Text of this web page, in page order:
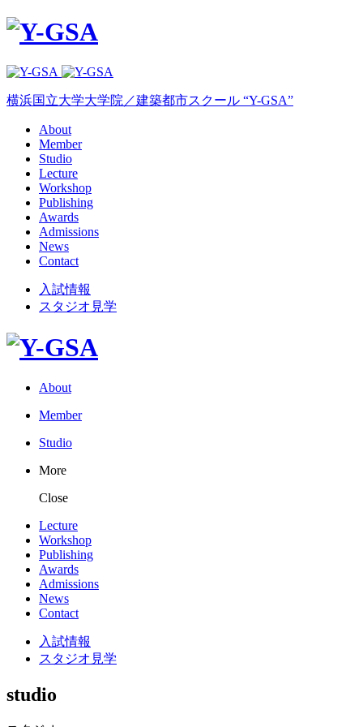
横浜国立大学大学院／建築都市スクール “Y-GSA”
About
Member
Studio
Lecture
Workshop
Publishing
Awards
Admissions
News
Contact
入試情報
スタジオ見学
About
Member
Studio
More
Close
Lecture
Workshop
Publishing
Awards
Admissions
News
Contact
入試情報
スタジオ見学
studio